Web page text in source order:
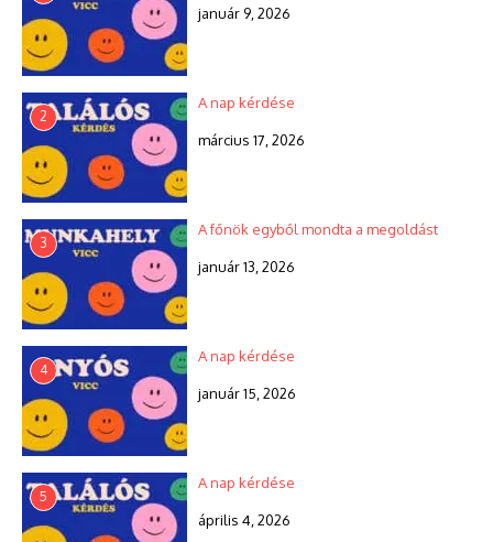
január 9, 2026
2
A nap kérdése
március 17, 2026
3
A főnök egyből mondta a megoldást
január 13, 2026
4
A nap kérdése
január 15, 2026
5
A nap kérdése
április 4, 2026